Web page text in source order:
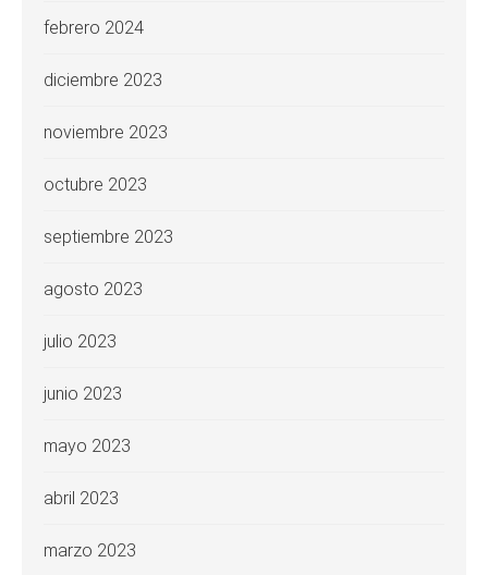
febrero 2024
diciembre 2023
noviembre 2023
octubre 2023
septiembre 2023
agosto 2023
julio 2023
junio 2023
mayo 2023
abril 2023
marzo 2023